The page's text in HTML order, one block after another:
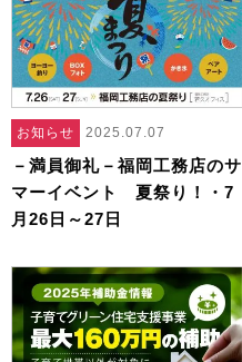
お知らせ 2025.07.07
－満員御礼－福岡工務店のサ
マーイベント 夏祭り！・7
月26日～27日